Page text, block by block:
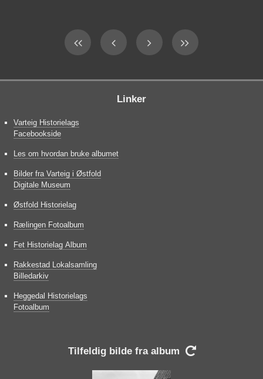
Linker
Varteig Historielags
Facebookside
Les om hvordan bruke albumet
Bilder fra Varteig i Østfold
Digitale Museum
Østfold Historielag
Rælingen Fotoalbum
Fet Historielag Album
Rakkestad Lokalsamling
Billedarkiv
Heggedal Historielags
Fotoalbum
Tilfeldig bilde fra album 